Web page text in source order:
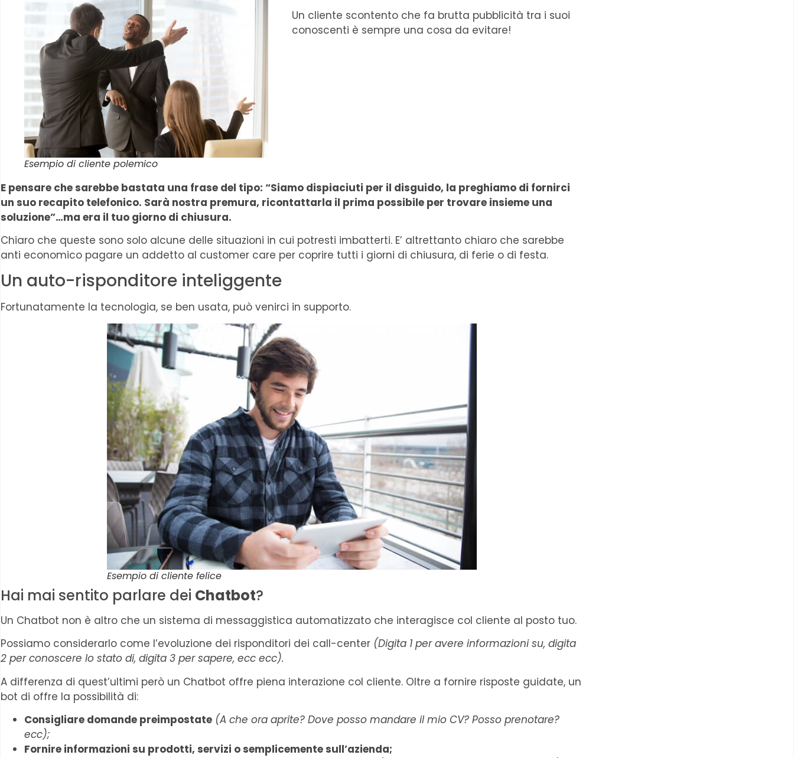
Esempio di cliente polemico
Un cliente scontento che fa brutta pubblicità tra i suoi
conoscenti è sempre una cosa da evitare!
E pensare che sarebbe bastata una frase del tipo: “Siamo dispiaciuti per il disguido, la preghiamo di fornirci
un suo recapito telefonico. Sarà nostra premura, ricontattarla il prima possibile per trovare insieme una
soluzione”…ma era il tuo giorno di chiusura.
Chiaro che queste sono solo alcune delle situazioni in cui potresti imbatterti. E’ altrettanto chiaro che sarebbe
anti economico pagare un addetto al customer care per coprire tutti i giorni di chiusura, di ferie o di festa.
Un auto-risponditore inteliggente
Fortunatamente la tecnologia, se ben usata, può venirci in supporto.
Esempio di cliente felice
Hai mai sentito parlare dei Chatbot?
Un Chatbot non è altro che un sistema di messaggistica automatizzato che interagisce col cliente al posto tuo.
Possiamo considerarlo come l’evoluzione dei risponditori dei call-center (Digita 1 per avere informazioni su, digita
2 per conoscere lo stato di, digita 3 per sapere, ecc ecc).
A differenza di quest’ultimi però un Chatbot offre piena interazione col cliente. Oltre a fornire risposte guidate, un
bot di offre la possibilità di:
Consigliare domande preimpostate (A che ora aprite? Dove posso mandare il mio CV? Posso prenotare?
ecc);
Fornire informazioni su prodotti, servizi o semplicemente sull’azienda;